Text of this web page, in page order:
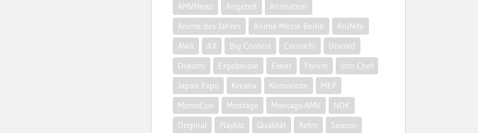
AMVNews
Angebot
Animation
Anime des Jahres
Anime Messe Berlin
AniNite
AWA
AX Big Contest Connichi
Discord
Dokomi
Ergebnisse Event Forum
Iron Chef
Japan Expo
Kreativ Kumoricon
MEP
MomoCon
Montage Montags-AMV
NDK
Original
Playlist Qualität Retro
Season